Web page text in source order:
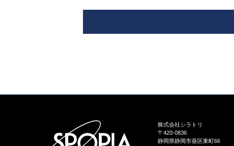
株式会社シラトリ
〒420-0836
静岡県静岡市葵区東町66